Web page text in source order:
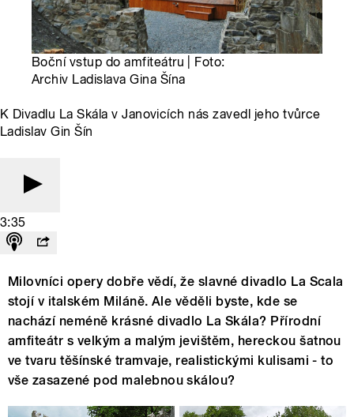
Boční vstup do amfiteátru | Foto:
Archiv Ladislava Gina Šína
K Divadlu La Skála v Janovicích nás zavedl jeho tvůrce
Ladislav Gin Šín
3:35
Milovníci opery dobře vědí, že slavné divadlo La Scala
stojí v italském Miláně. Ale věděli byste, kde se
nachází neméně krásné divadlo La Skála? Přírodní
amfiteátr s velkým a malým jevištěm, hereckou šatnou
ve tvaru těšínské tramvaje, realistickými kulisami - to
vše zasazené pod malebnou skálou?